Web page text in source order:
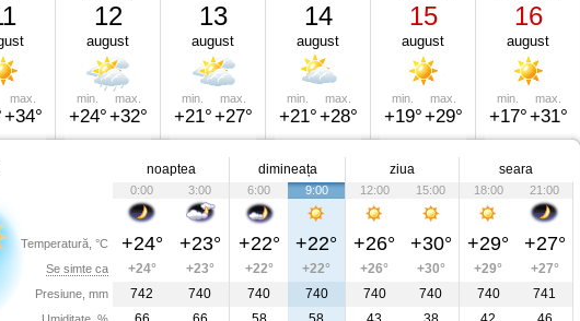
max.
+34°
12
august
min.
+24°
max.
+32°
13
august
min.
+21°
max.
+27°
14
august
min.
+21°
max.
+28°
15
august
min.
+19°
max.
+29°
16
august
min.
+17°
max.
+31°
Temperatură, °C
Se simte ca
Presiune, mm
noaptea dimineața ziua seara
0:00 3:00 6:00 9:00 12:00 15:00 18:00 21:00
+24° +23° +22° +22° +26° +30° +29° +27°
+24° +23° +22° +22° +26° +30° +29°
+27°
742
740 740 740 740 740 740
741